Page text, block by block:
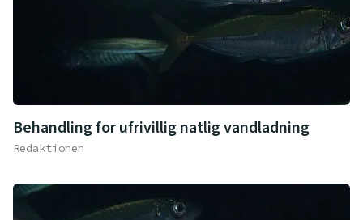
Behandling for ufrivillig natlig vandladning
Redaktionen